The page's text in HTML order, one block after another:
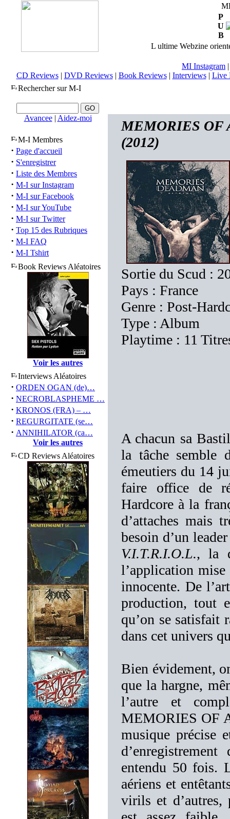
P
U
B
L ultime Webzine
MI Instagram
CD Reviews| DVD Reviews| Book Reviews| Interviews| Live
Rechercher sur M-I
Avancee| Aidez-moi
M-I Membres
· Page d'accueil
· S'enregistrer
· Liste des Membres
· M-I sur Instagram
· M-I sur Facebook
· M-I sur YouTube
· M-I sur Twitter
· Top 15 des Rubriques
· M-I FAQ
· M-I Tshirt
Book Reviews Aléatoires
Voir les autres
Interviews Aléatoires
· ORDEN OGAN (de)…
· NECROBLASPHEME …
· KRONOS (FRA) – …
· REGURGITATE (se…
· ANNIHILATOR (ca…
Voir les autres
CD Reviews Aléatoires
MEMORIES OF
(2012)
Sortie du Scud :
Pays : France
Genre : Post-
Type : Album
Playtime : 11
A chacun sa
la tâche semble
émeutiers du 14
faire office de
Hardcore à la
d’attaches mais
besoin d’un
V.I.T.R.I.O.L., la
l’application
innocente. De
production, tout
qu’on se satisfait
dans cet univers
Bien évidement,
que la hargne,
l’autre et
MEMORIES OF
musique précise
entendu 50 fois.
aériens et
virils et